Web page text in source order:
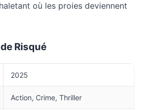
où les proies deviennent
Risqué
2025
Action, Crime, Thriller